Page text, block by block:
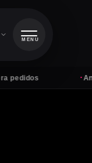
·Anúncios sem
MENU